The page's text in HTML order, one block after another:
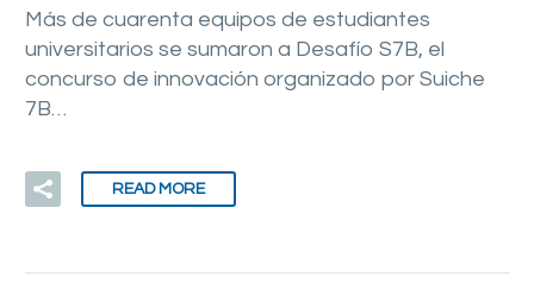
Más de cuarenta equipos de estudiantes
universitarios se sumaron a Desafío S7B, el
concurso de innovación organizado por Suiche
7B…
READ MORE